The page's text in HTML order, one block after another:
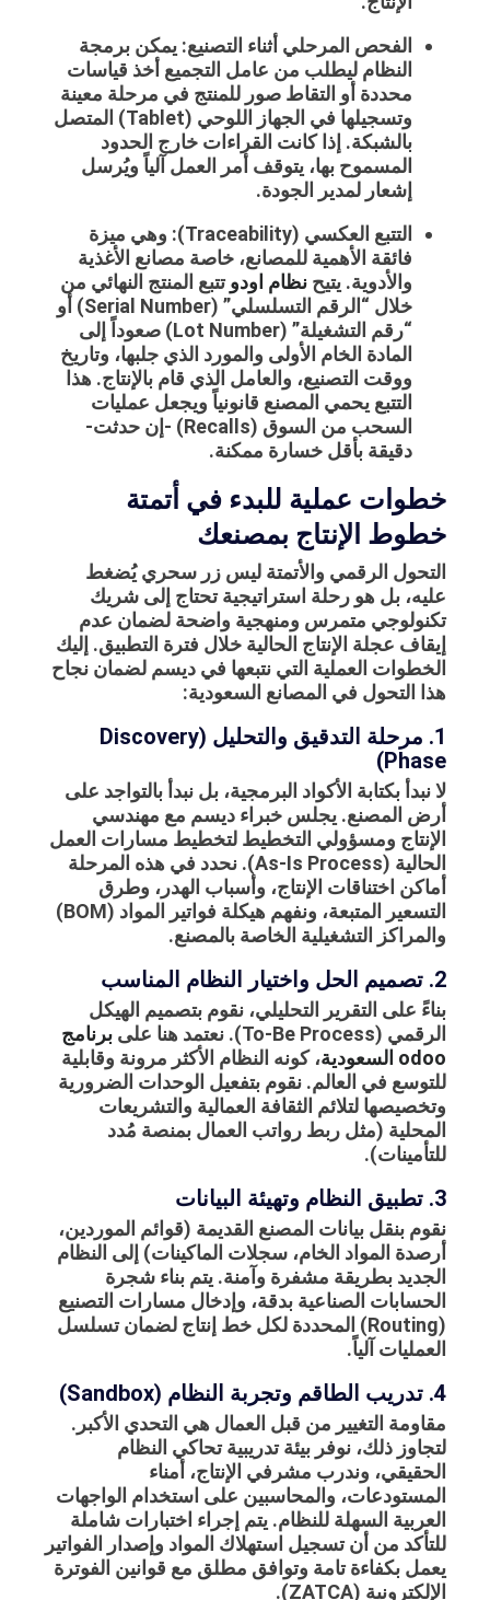
الفحص المرحلي أثناء التصنيع: يمكن برمجة
النظام ليطلب من عامل التجميع أخذ قياسات
محددة أو التقاط صور للمنتج في مرحلة معينة
وتسجيلها في الجهاز اللوحي (Tablet) المتصل
بالشبكة. إذا كانت القراءات خارج الحدود
المسموح بها، يتوقف أمر العمل آلياً ويُرسل
إشعار لمدير الجودة.
التتبع العكسي (Traceability): وهي ميزة
فائقة الأهمية للمصانع، خاصة مصانع الأغذية
والأدوية. يتيح نظام اودوتتبع المنتج النهائي من
خلال “الرقم التسلسلي” (Serial Number) أو
“رقم التشغيلة” (Lot Number) صعوداً إلى
المادة الخام الأولى والمورد الذي جلبها، وتاريخ
ووقت التصنيع، والعامل الذي قام بالإنتاج. هذا
التتبع يحمي المصنع قانونياً ويجعل عمليات
السحب من السوق (Recalls) -إن حدثت-
دقيقة بأقل خسارة ممكنة.
خطوات عملية للبدء في أتمتة
خطوط الإنتاج بمصنعك
التحول الرقمي والأتمتة ليس زر سحري يُضغط
عليه، بل هو رحلة استراتيجية تحتاج إلى شريك
تكنولوجي متمرس ومنهجية واضحة لضمان عدم
إيقاف عجلة الإنتاج الحالية خلال فترة التطبيق. إليك
الخطوات العملية التي نتبعها في ديسم لضمان نجاح
هذا التحول في المصانع السعودية:
1. مرحلة التدقيق والتحليل (Discovery
Phase)
لا نبدأ بكتابة الأكواد البرمجية، بل نبدأ بالتواجد على
أرض المصنع. يجلس خبراء ديسم مع مهندسي
الإنتاج ومسؤولي التخطيط لتخطيط مسارات العمل
الحالية (As-Is Process). نحدد في هذه المرحلة
أماكن اختناقات الإنتاج، وأسباب الهدر، وطرق
التسعير المتبعة، ونفهم هيكلة فواتير المواد (BOM)
والمراكز التشغيلية الخاصة بالمصنع.
2. تصميم الحل واختيار النظام المناسب
بناءً على التقرير التحليلي، نقوم بتصميم الهيكل
الرقمي (To-Be Process). نعتمد هنا على
برنامج
odoo السعودية
، كونه النظام الأكثر مرونة وقابلية
للتوسع في العالم. نقوم بتفعيل الوحدات الضرورية
وتخصيصها لتلائم الثقافة العمالية والتشريعات
المحلية (مثل ربط رواتب العمال بمنصة مُدد
للتأمينات).
3. تطبيق النظام وتهيئة البيانات
نقوم بنقل بيانات المصنع القديمة (قوائم الموردين،
أرصدة المواد الخام، سجلات الماكينات) إلى النظام
الجديد بطريقة مشفرة وآمنة. يتم بناء شجرة
الحسابات الصناعية بدقة، وإدخال مسارات التصنيع
(Routing) المحددة لكل خط إنتاج لضمان تسلسل
العمليات آلياً.
4. تدريب الطاقم وتجربة النظام (Sandbox)
مقاومة التغيير من قبل العمال هي التحدي الأكبر.
لتجاوز ذلك، نوفر بيئة تدريبية تحاكي النظام
الحقيقي، وندرب مشرفي الإنتاج، أمناء
المستودعات، والمحاسبين على استخدام الواجهات
العربية السهلة للنظام. يتم إجراء اختبارات شاملة
للتأكد من أن تسجيل استهلاك المواد وإصدار الفواتير
يعمل بكفاءة تامة وتوافق مطلق مع قوانين الفوترة
الإلكترونية (ZATCA).